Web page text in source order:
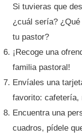
Si tuvieras que
¿cuál sería?
tu pastor?
¡Recoge una
familia pastoral!
Envíales una
favorito: cafetería,
Encuentra una
cuadros, pídele